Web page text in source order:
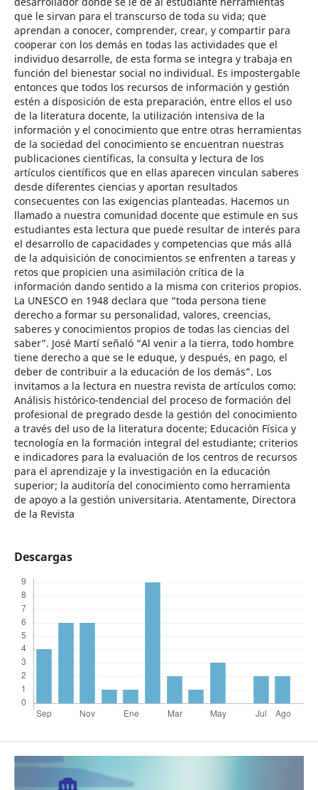
que le sirvan para el transcurso de toda su vida; que
aprendan a conocer, comprender, crear, y compartir para
cooperar con los demás en todas las actividades que el
individuo desarrolle, de esta forma se integra y trabaja en
función del bienestar social no individual. Es impostergable
entonces que todos los recursos de información y gestión
estén a disposición de esta preparación, entre ellos el uso
de la literatura docente, la utilización intensiva de la
información y el conocimiento que entre otras herramientas
de la sociedad del conocimiento se encuentran nuestras
publicaciones científicas, la consulta y lectura de los
artículos científicos que en ellas aparecen vinculan saberes
desde diferentes ciencias y aportan resultados
consecuentes con las exigencias planteadas. Hacemos un
llamado a nuestra comunidad docente que estimule en sus
estudiantes esta lectura que puede resultar de interés para
el desarrollo de capacidades y competencias que más allá
de la adquisición de conocimientos se enfrenten a tareas y
retos que propicien una asimilación crítica de la
información dando sentido a la misma con criterios propios.
La UNESCO en 1948 declara que “toda persona tiene
derecho a formar su personalidad, valores, creencias,
saberes y conocimientos propios de todas las ciencias del
saber”. José Martí señaló “Al venir a la tierra, todo hombre
tiene derecho a que se le eduque, y después, en pago, el
deber de contribuir a la educación de los demás”. Los
invitamos a la lectura en nuestra revista de artículos como:
Análisis histórico-tendencial del proceso de formación del
profesional de pregrado desde la gestión del conocimiento
a través del uso de la literatura docente; Educación Física y
tecnología en la formación integral del estudiante; criterios
e indicadores para la evaluación de los centros de recursos
para el aprendizaje y la investigación en la educación
superior; la auditoría del conocimiento como herramienta
de apoyo a la gestión universitaria. Atentamente, Directora
de la Revista
Descargas